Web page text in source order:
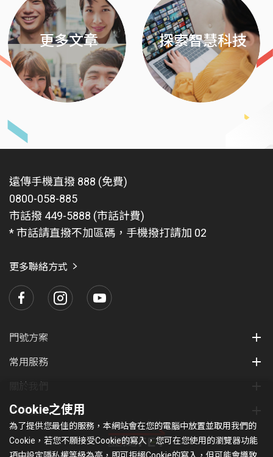
更多文章 探索智慧科技
遠傳手機直撥 888 (免費)
0800-058-885
市話撥 449-5888 (市話計費)
* 市話請直撥不加區碼，手機撥打請加 02
更多聯絡方式
門號方案
常用服務
集團服務
Cookie之使用
為了提供您最佳的服務，本網站會在您的電腦中放置並取用我們的
Cookie，若您不願接受Cookie的寫入，您可在您使用的瀏覽器功能